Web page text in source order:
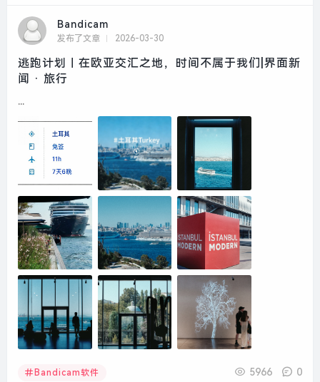
Bandicam
发布了文章 2026-03-30
逃跑计划｜在欧亚交汇之地，时间不属于我们|界面新
闻 · 旅行
...
Bandicam软件 5966 0